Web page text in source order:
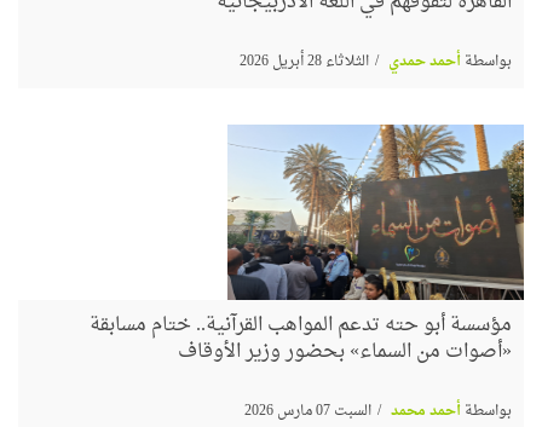
بواسطةأحمد حمدي الثلاثاء 28 أبريل 2026
مؤسسة أبو حته تدعم المواهب القرآنية.. ختام مسابقة
«أصوات من السماء» بحضور وزير الأوقاف
بواسطةأحمد محمد السبت 07 مارس 2026